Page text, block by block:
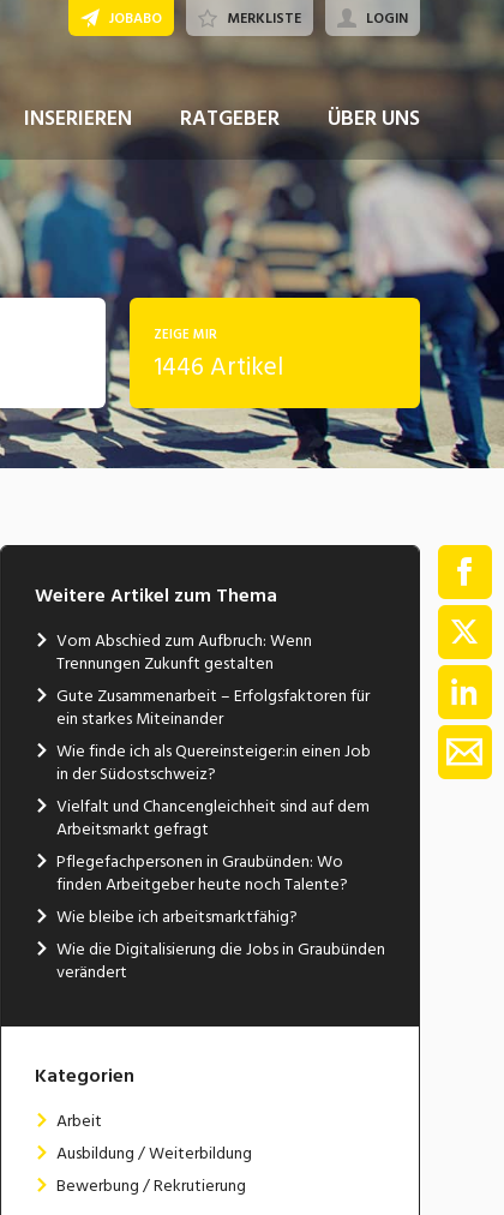
INSERIEREN RATGEBER ÜBER UNS
JOBABO MERKLISTE LOGIN
ZEIGE MIR
1446 Artikel
Weitere Artikel zum Thema
Vom Abschied zum Aufbruch: Wenn
Trennungen Zukunft gestalten
Gute Zusammenarbeit – Erfolgsfaktoren für
ein starkes Miteinander
Wie finde ich als Quereinsteiger:in einen Job
in der Südostschweiz?
Vielfalt und Chancengleichheit sind auf dem
Arbeitsmarkt gefragt
Pflegefachpersonen in Graubünden: Wo
finden Arbeitgeber heute noch Talente?
Wie bleibe ich arbeitsmarktfähig?
Wie die Digitalisierung die Jobs in Graubünden
verändert
Kategorien
Arbeit
Ausbildung / Weiterbildung
Bewerbung / Rekrutierung